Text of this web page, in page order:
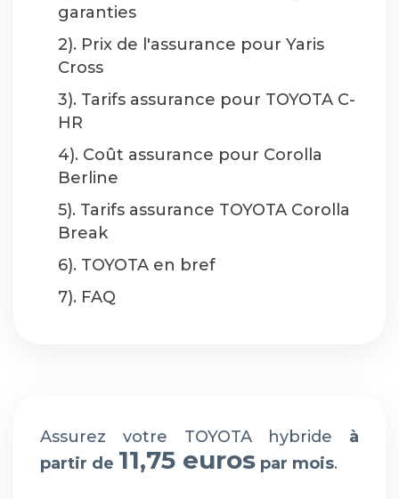
garanties
2). Prix de l'assurance pour Yaris
Cross
3). Tarifs assurance pour TOYOTA C-
HR
4). Coût assurance pour Corolla
Berline
5). Tarifs assurance TOYOTA Corolla
Break
6). TOYOTA en bref
7). FAQ
Assurez votre TOYOTA hybride à
partir de 11,75 euros par mois.